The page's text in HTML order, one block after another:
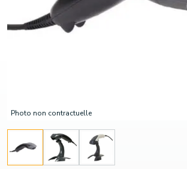
Photo non contractuelle